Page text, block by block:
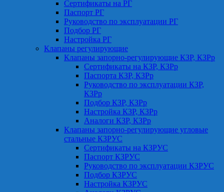
Сертификаты на РГ
Паспорт РГ
Руководство по эксплуатации РГ
Подбор РГ
Настройка РГ
Клапаны регулирующие
Клапаны запорно-регулирующие КЗР, КЗРр
Сертификаты на КЗР, КЗРр
Паспорта КЗР, КЗРр
Руководство по эксплуатации КЗР,
КЗРр
Подбор КЗР, КЗРр
Настройка КЗР, КЗРр
Аналоги КЗР, КЗРр
Клапаны запорно-регулирующие угловые
стальные КЗРУС
Сертификаты на КЗРУС
Паспорт КЗРУС
Руководство по эксплуатации КЗРУС
Подбор КЗРУС
Настройка КЗРУС